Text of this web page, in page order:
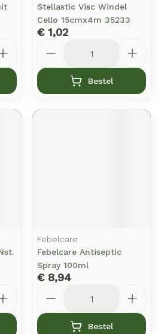
Stellastic Visc Windel
Cello 15cmx4m 35233
€ 1,02
Bestel
Febelcare
Febelcare Antiseptic
Spray 100ml
€ 8,94
Bestel